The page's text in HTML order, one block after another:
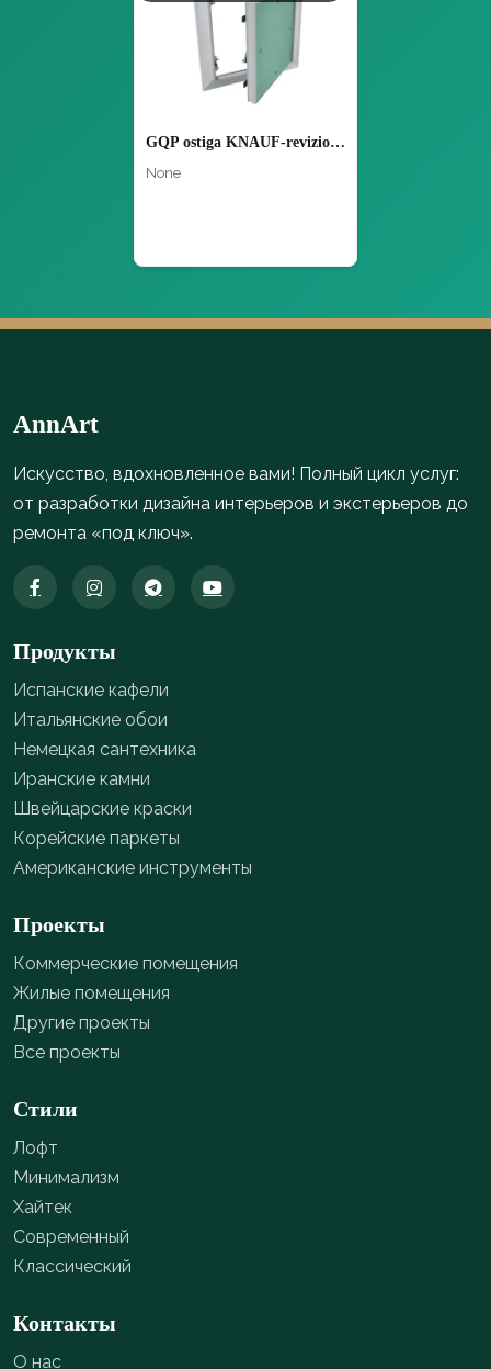
GQP ostiga KNAUF-revizion lyuki
None
AnnArt
Искусство, вдохновленное вами! Полный цикл услуг:
от разработки дизайна интерьеров и экстерьеров до
ремонта «под ключ».
Продукты
Испанские кафели
Итальянские обои
Немецкая сантехника
Иранские камни
Швейцарские краски
Корейские паркеты
Американские инструменты
Проекты
Коммерческие помещения
Жилые помещения
Другие проекты
Все проекты
Стили
Лофт
Минимализм
Хайтек
Современный
Классический
Контакты
О нас